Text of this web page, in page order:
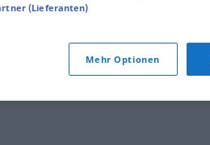
(Lieferanten)
Mehr Optionen